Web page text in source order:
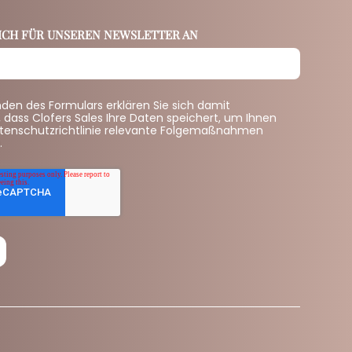
FÜR UNSEREN NEWSLETTER AN
des Formulars erklären Sie sich damit
Clofers Sales Ihre Daten speichert, um Ihnen
relevante Folgemaßnahmen